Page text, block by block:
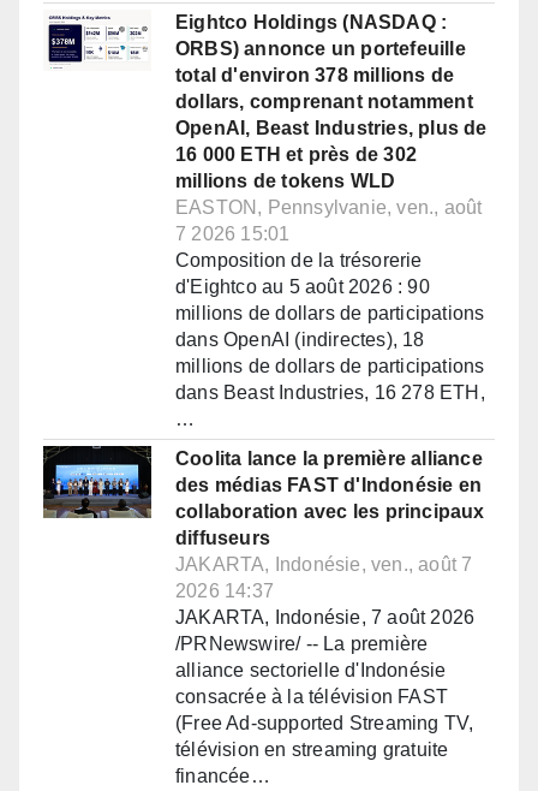
Eightco Holdings (NASDAQ :
ORBS) annonce un portefeuille
total d'environ 378 millions de
dollars, comprenant notamment
OpenAI, Beast Industries, plus de
16 000 ETH et près de 302
millions de tokens WLD
EASTON, Pennsylvanie, ven., août
7 2026 15:01
Composition de la trésorerie
d'Eightco au 5 août 2026 : 90
millions de dollars de participations
dans OpenAI (indirectes), 18
millions de dollars de participations
dans Beast Industries, 16 278 ETH,
…
Coolita lance la première alliance
des médias FAST d'Indonésie en
collaboration avec les principaux
diffuseurs
JAKARTA, Indonésie, ven., août 7
2026 14:37
JAKARTA, Indonésie, 7 août 2026
/PRNewswire/ -- La première
alliance sectorielle d'Indonésie
consacrée à la télévision FAST
(Free Ad-supported Streaming TV,
télévision en streaming gratuite
financée…